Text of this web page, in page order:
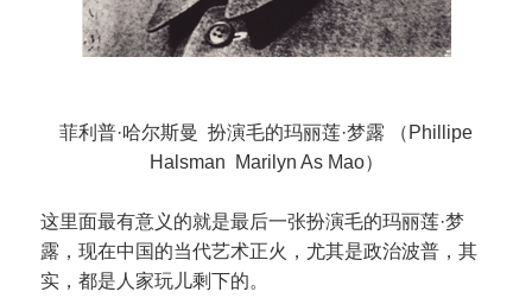
菲利普·哈尔斯曼 扮演毛的玛丽莲·梦露 （Phillipe
Halsman Marilyn As Mao）
这里面最有意义的就是最后一张扮演毛的玛丽莲·梦
露，现在中国的当代艺术正火，尤其是政治波普，其
实，都是人家玩儿剩下的。